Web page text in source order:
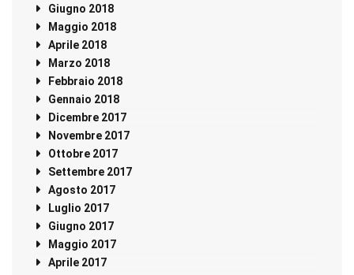
Giugno 2018
Maggio 2018
Aprile 2018
Marzo 2018
Febbraio 2018
Gennaio 2018
Dicembre 2017
Novembre 2017
Ottobre 2017
Settembre 2017
Agosto 2017
Luglio 2017
Giugno 2017
Maggio 2017
Aprile 2017